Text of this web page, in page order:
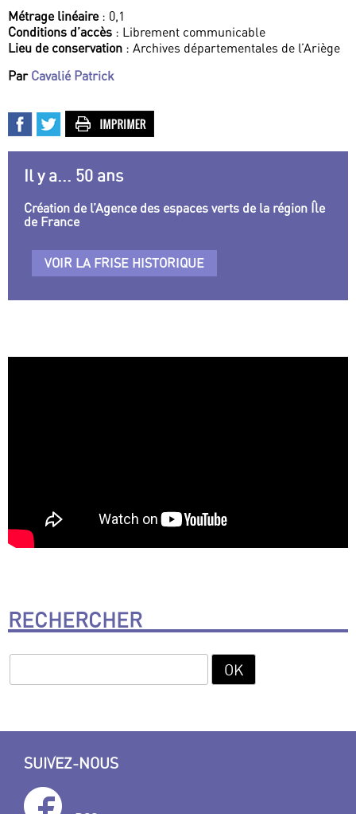
Métrage linéaire: 0,1
Conditions d’accès : Librement communicable
Lieu de conservation : Archives départementales de l’Ariège
Par Cavalié Patrick
Il y a... 50 ans
Création de l’Agence des espaces verts de la région Île
de France
VOIR LA FRISE HISTORIQUE
RECHERCHER
SUIVEZ-NOUS